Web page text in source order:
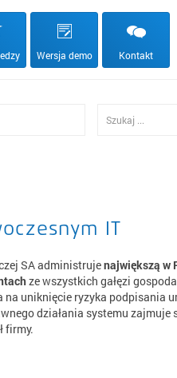
Wersja demo Kontakt
IT
SA administrujenajwiększą w
ze wszystkich gałęzi
uniknięcie ryzyka podpisania
działania systemu zajmuje
firmy.